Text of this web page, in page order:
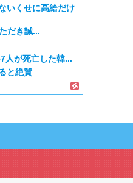
いくせに高給だけ
だき誠...
人が死亡した韓...
と絶賛
た！